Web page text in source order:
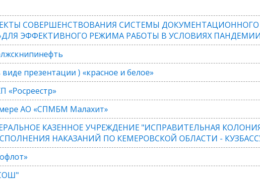
СОВЕРШЕНСТВОВАНИЯ СИСТЕМЫ ДОКУМЕНТАЦИОННОГО
ЭФФЕКТИВНОГО РЕЖИМА РАБОТЫ В УСЛОВИЯХ ПАНДЕМИИ
презентации ) «красное и белое»
«Росреестр»
АО «СПМБМ Малахит»
КАЗЕННОЕ УЧРЕЖДЕНИЕ "ИСПРАВИТЕЛЬНАЯ
НАКАЗАНИЙ ПО КЕМЕРОВСКОЙ ОБЛАСТИ -